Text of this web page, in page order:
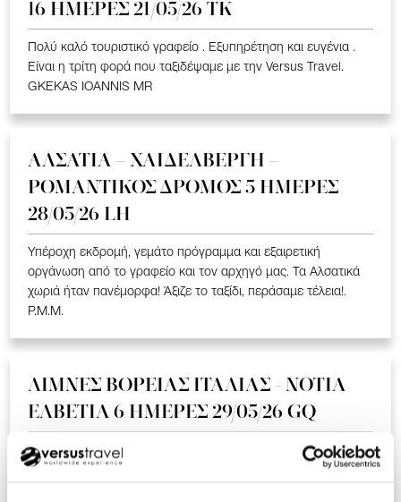
16 ΗΜΕΡΕΣ 21/05/26 TK
Πολύ καλό τουριστικό γραφείο . Εξυπηρέτηση και ευγένια .
Είναι η τρίτη φορά που ταξιδέψαμε με την Versus Travel.
GKEKAS IOANNIS MR
ΑΛΣΑΤΙΑ – ΧΑΙΔΕΛΒΕΡΓΗ –
ΡΟΜΑΝΤΙΚΟΣ ΔΡΟΜΟΣ 5 ΗΜΕΡΕΣ
28/05/26 LH
Υπέροχη εκδρομή, γεμάτο πρόγραμμα και εξαιρετική
οργάνωση από το γραφείο και τον αρχηγό μας. Τα Αλσατικά
χωριά ήταν πανέμορφα! Άξιζε το ταξίδι, περάσαμε τέλεια!.
P.M.M.
ΛΙΜΝΕΣ ΒΟΡΕΙΑΣ ΙΤΑΛΙΑΣ - ΝΟΤΙΑ
ΕΛΒΕΤΙΑ 6 ΗΜΕΡΕΣ 29/05/26 GQ
Ειναι η δευτερη συνεχομενη χρονια που ταξιδευουμε μαζι
σας και ημαστε πολυ ευχαριστημενοι απο την εμπειρια!!!.